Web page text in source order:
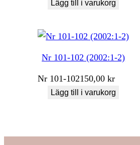
Lägg till i varukorg
Nr 101-102 (2002:1-2)
Nr 101-102150,00kr
Lägg till i varukorg